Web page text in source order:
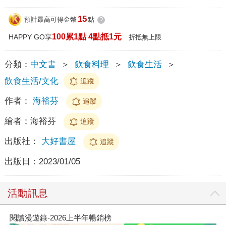
預計最高可得金幣 15點 ?
HAPPY GO享100累1點 4點抵1元 折抵無上限
分類： 中文書 ＞ 飲食料理 ＞ 飲食生活
＞
飲食生活/文化
追蹤
作者： 海裕芬 追蹤
繪者： 海裕芬 追蹤
出版社： 大好書屋 追蹤
出版日： 2023/01/05
活動訊息
閱讀漫遊錄-2026上半年暢銷榜